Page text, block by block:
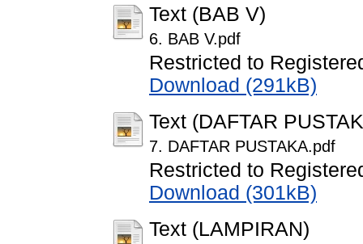
Text (BAB V)
6. BAB V.pdf
Restricted to
Download (291kB)
Text (DAFTAR
7. DAFTAR PUSTAKA.pdf
Restricted to
Download (301kB)
Text (LAMPIRAN)